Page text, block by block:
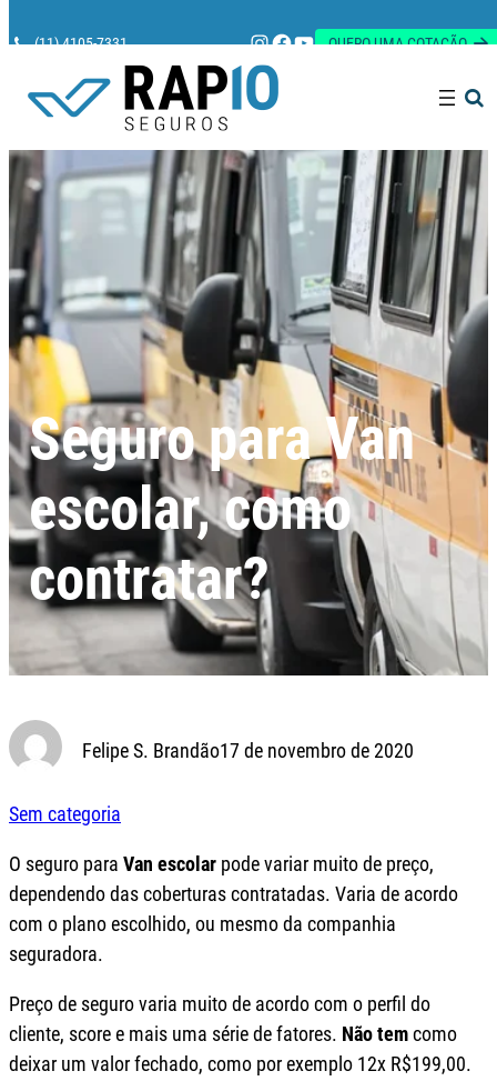
(11) 4105-7331 Instagram
Facebook
Youtube
QUERO UMA COTAÇÃO
Seguro para Van
escolar, como
contratar?
Felipe S. Brandão17 de novembro de 2020
Sem categoria
O seguro para Van escolar pode variar muito de preço,
dependendo das coberturas contratadas. Varia de acordo
com o plano escolhido, ou mesmo da companhia
seguradora.
Preço de seguro varia muito de acordo com o perfil do
cliente, score e mais uma série de fatores. Não temcomo
deixar um valor fechado, como por exemplo 12x R$199,00.